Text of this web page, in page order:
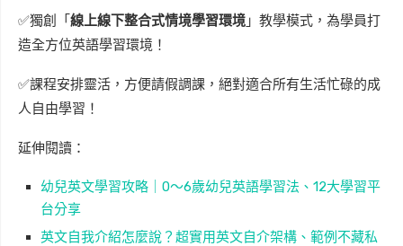
✅獨創「 線上線下整合式情境學習環境 」教學模式，為學員打
造全方位英語學習環境！
✅課程安排靈活，方便請假調課，絕對適合所有生活忙碌的成
人自由學習！
延伸閱讀：
幼兒英文學習攻略｜0～6歲幼兒英語學習法、12大學習平
台分享
英文自我介紹怎麼說？超實用英文自介架構、範例不藏私